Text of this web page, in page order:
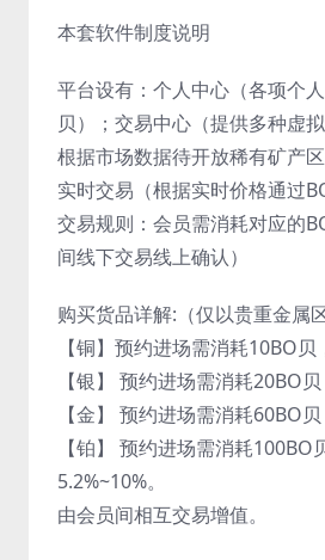
本套软件制度说明
平台设有：个人中心（各项个
贝）；交易中心（提供多种虚
根据市场数据待开放稀有矿产
实时交易（根据实时价格通过
交易规则：会员需消耗对应的
间线下交易线上确认）
购买货品详解:（仅以贵重金属
【铜】预约进场需消耗10BO
【银】 预约进场需消耗20BO
【金】 预约进场需消耗60BO
【铂】 预约进场需消耗
5.2%~10%。
由会员间相互交易增值。